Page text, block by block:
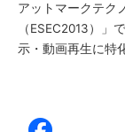
アットマークテク
（ESEC2013）」
示・動画再生に特